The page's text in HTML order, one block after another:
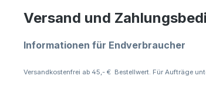
Versand und
Informationen für Endverbraucher
Versandkostenfrei ab 45,- € Bestellwert. Für Aufträge